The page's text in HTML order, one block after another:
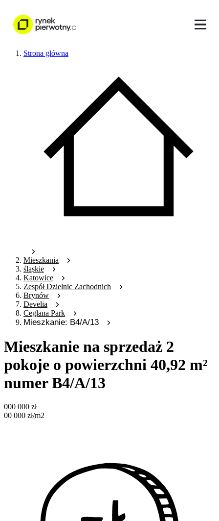
Strona główna
Mieszkania
śląskie
Katowice
Zespół Dzielnic Zachodnich
Brynów
Develia
Ceglana Park
Mieszkanie: B4/A/13
Mieszkanie na sprzedaż 2
pokoje o powierzchni 40,92 m²
numer B4/A/13
000 000 zł
00 000 zł/m2